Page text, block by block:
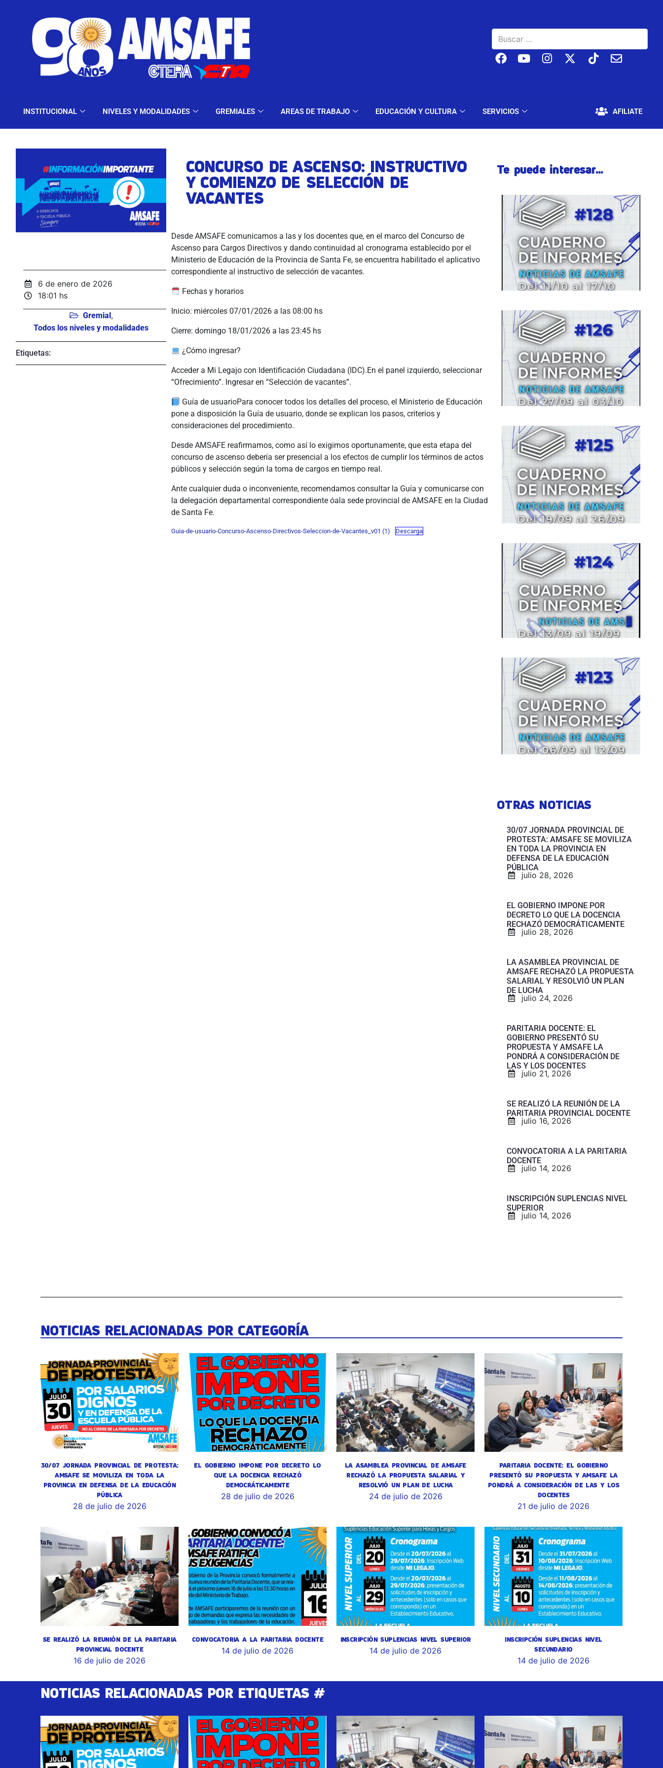
INSTITUCIONAL NIVELES Y MODALIDADES GREMIALES AREAS DE TRABAJO EDUCACIÓN Y CULTURA SERVICIOS AFILIATE
INSTITUCIONAL NIVELES Y MODALIDADES GREMIALES AREAS DE TRABAJO EDUCACIÓN Y CULTURA SERVICIOS
6 de enero de 2026
18:01 hs
Gremial ,
Todos los niveles y modalidades
Etiquetas:
CONCURSO DE ASCENSO: INSTRUCTIVO
Y COMIENZO DE SELECCIÓN DE
VACANTES
Desde AMSAFE comunicamos a las y los docentes que, en el marco del Concurso de
Ascenso para Cargos Directivos y dando continuidad al cronograma establecido por el
Ministerio de Educación de la Provincia de Santa Fe, se encuentra habilitado el aplicativo
correspondiente al instructivo de selección de vacantes.
Fechas y horarios
Inicio: miércoles 07/01/2026 a las 08:00 hs
Cierre: domingo 18/01/2026 a las 23:45 hs
¿Cómo ingresar?
Acceder a Mi Legajo con Identificación Ciudadana (IDC).En el panel izquierdo, seleccionar
“Ofrecimiento”. Ingresar en “Selección de vacantes”.
Guía de usuarioPara conocer todos los detalles del proceso, el Ministerio de Educación
pone a disposición la Guía de usuario, donde se explican los pasos, criterios y
consideraciones del procedimiento.
Desde AMSAFE reafirmamos, como así lo exigimos oportunamente, que esta etapa del
concurso de ascenso debería ser presencial a los efectos de cumplir los términos de actos
públicos y selección según la toma de cargos en tiempo real.
Ante cualquier duda o inconveniente, recomendamos consultar la Guía y comunicarse con
la delegación departamental correspondiente óala sede provincial de AMSAFE en la Ciudad
de Santa Fe.
Guia-de-usuario-Concurso-Ascenso-Directivos-Seleccion-de-Vacantes_v01 (1) Descarga
Te puede interesar...
OTRAS NOTICIAS
30/07 JORNADA PROVINCIAL DE
PROTESTA: AMSAFE SE MOVILIZA
EN TODA LA PROVINCIA EN
DEFENSA DE LA EDUCACIÓN
PÚBLICA
julio 28, 2026
EL GOBIERNO IMPONE POR
DECRETO LO QUE LA DOCENCIA
RECHAZÓ DEMOCRÁTICAMENTE
julio 28, 2026
LA ASAMBLEA PROVINCIAL DE
AMSAFE RECHAZÓ LA PROPUESTA
SALARIAL Y RESOLVIÓ UN PLAN
DE LUCHA
julio 24, 2026
PARITARIA DOCENTE: EL
GOBIERNO PRESENTÓ SU
PROPUESTA Y AMSAFE LA
PONDRÁ A CONSIDERACIÓN DE
LAS Y LOS DOCENTES
julio 21, 2026
SE REALIZÓ LA REUNIÓN DE LA
PARITARIA PROVINCIAL DOCENTE
julio 16, 2026
CONVOCATORIA A LA PARITARIA
DOCENTE
julio 14, 2026
INSCRIPCIÓN SUPLENCIAS NIVEL
SUPERIOR
julio 14, 2026
NOTICIAS RELACIONADAS POR CATEGORÍA
30/07 JORNADA PROVINCIAL DE PROTESTA:
AMSAFE SE MOVILIZA EN TODA LA
PROVINCIA EN DEFENSA DE LA EDUCACIÓN
PÚBLICA
28 de julio de 2026
EL GOBIERNO IMPONE POR DECRETO LO
QUE LA DOCENCIA RECHAZÓ
DEMOCRÁTICAMENTE
28 de julio de 2026
LA ASAMBLEA PROVINCIAL DE AMSAFE
RECHAZÓ LA PROPUESTA SALARIAL Y
RESOLVIÓ UN PLAN DE LUCHA
24 de julio de 2026
PARITARIA DOCENTE: EL GOBIERNO
PRESENTÓ SU PROPUESTA Y AMSAFE LA
PONDRÁ A CONSIDERACIÓN DE LAS Y LOS
DOCENTES
21 de julio de 2026
SE REALIZÓ LA REUNIÓN DE LA PARITARIA
PROVINCIAL DOCENTE
16 de julio de 2026
CONVOCATORIA A LA PARITARIA DOCENTE
14 de julio de 2026
INSCRIPCIÓN SUPLENCIAS NIVEL SUPERIOR
14 de julio de 2026
INSCRIPCIÓN SUPLENCIAS NIVEL
SECUNDARIO
14 de julio de 2026
NOTICIAS RELACIONADAS POR ETIQUETAS #